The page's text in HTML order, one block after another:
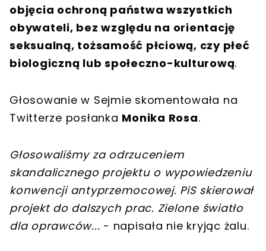
objęcia ochroną państwa wszystkich
obywateli, bez względu na orientację
seksualną, tożsamość płciową, czy płeć
biologiczną lub społeczno-kulturową.
Głosowanie w Sejmie skomentowała na
Twitterze posłanka Monika Rosa.
Głosowaliśmy za odrzuceniem
skandalicznego projektu o wypowiedzeniu
konwencji antyprzemocowej. PiS skierował
projekt do dalszych prac. Zielone światło
dla oprawców... - napisała nie kryjąc żalu.